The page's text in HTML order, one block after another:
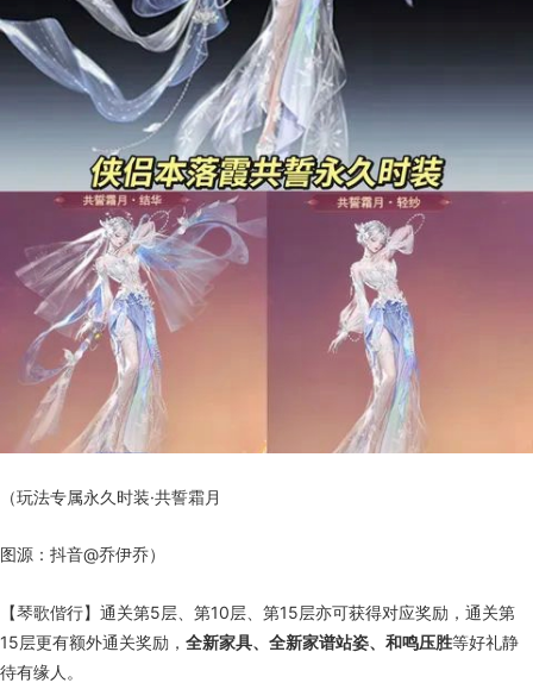
（玩法专属永久时装·共誓霜月
图源：抖音@乔伊乔）
【琴歌偕行】通关第5层、第10层、第15层亦可获得对应奖励，通关第
15层更有额外通关奖励， 全新家具、全新家谱站姿、和鸣压胜等好礼静
待有缘人。